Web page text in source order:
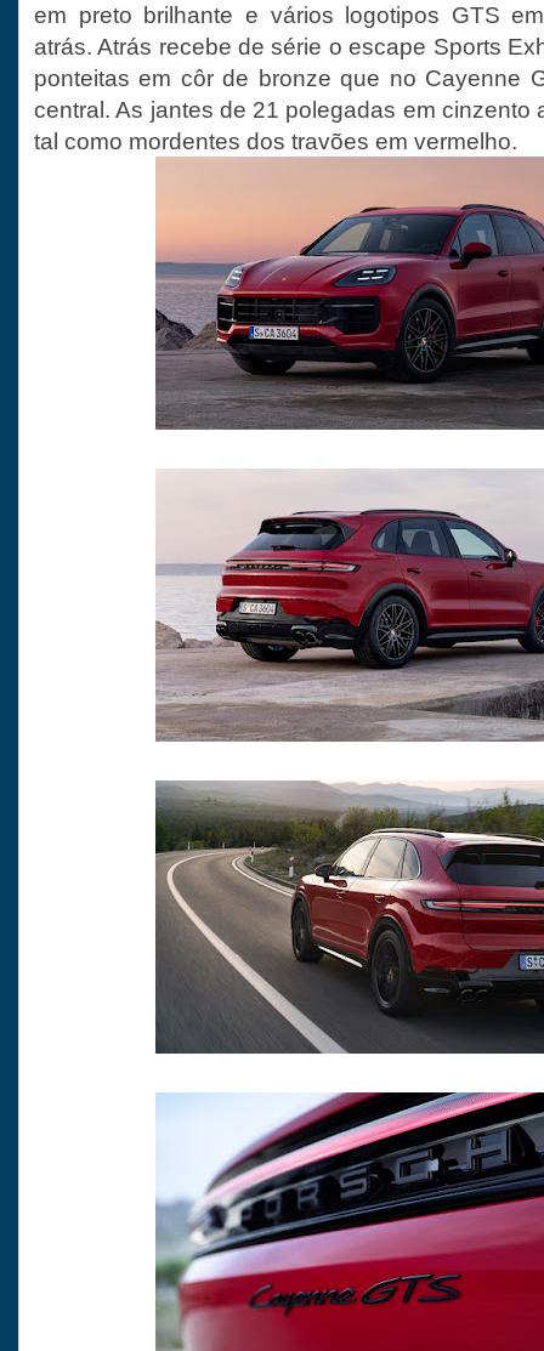
em preto brilhante e vários logotipos GTS
atrás. Atrás recebe de série o escape Sports
ponteitas em côr de bronze que no Cayenne
central. As jantes de 21 polegadas em cinzento
tal como mordentes dos travões em vermelho.